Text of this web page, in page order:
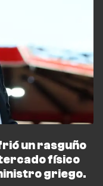
un rasguño
físico
griego.